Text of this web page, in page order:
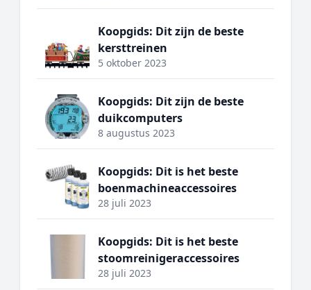
Koopgids: Dit zijn de beste
kersttreinen
5 oktober 2023
Koopgids: Dit zijn de beste
duikcomputers
8 augustus 2023
Koopgids: Dit is het beste
boenmachineaccessoires
28 juli 2023
Koopgids: Dit is het beste
stoomreinigeraccessoires
28 juli 2023